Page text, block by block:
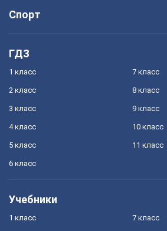
Спорт
ГДЗ
1 класс
2 класс
3 класс
4 класс
5 класс
6 класс
7 класс
8 класс
9 класс
10 класс
11 класс
Учебники
1 класс 7 класс